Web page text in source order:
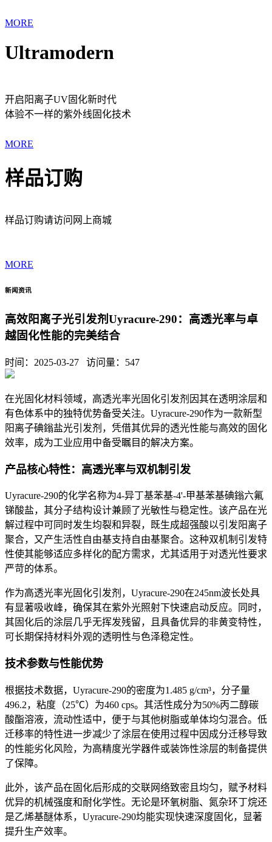
MORE
Ultramodern
开启阳离子UV固化新时代
体验不一样的紫外线固化技术
MORE
样品订购
样品订购请访问网上商城
MORE
新闻资讯
高效阳离子光引发剂Uyracure-290：高透光率与卓
越固化性能的完美结合
时间：2025-03-27 访问量： 547
在光固化材料领域，高透光率光固化引发剂因其在透明涂层和
有色体系中的独特优势备受关注。 Uyracure-290作为一款新型
阳离子碘鎓盐光引发剂，凭借其优异的透光性能与高效的固化
效率，成为工业应用中备受瞩目的解决方案。
产品核心特性：高透光率与双机制引发
Uyracure-290的化学名称为4-异丁基苯基-4'-甲基苯基碘鎓六氟
锑酸盐，其分子结构设计兼顾了光敏性与稳定性。该产品在光
解过程中可同时发生均裂和异裂，既生成超强酸以引发阳离子
聚合，又产生活性自由基支持自由基聚合。这种双机制引发特
性使其能够适应多样化的配方需求，尤其适用于对透光性要求
严苛的体系。
作为高透光率光固化引发剂， Uyracure-290在245nm波长处具
有显著吸收峰，确保其在紫外光照射下快速启动反应。同时，
其固化后的涂层几乎无挥发残留，且具备优异的非黄变特性，
可长期保持材料外观的透明性与色泽稳定性。
技术参数与性能优势
根据技术数据， Uyracure-290的密度为1.485 g/cm³，分子量
496.2，粘度（25℃）为460 cps。其活性成分为50%丙二醇碳
酸酯溶液，流动性适中，便于与其他树脂或单体均匀混合。低
迁移率的特性进一步减少了涂层在使用过程中因成分迁移导致
的性能劣化风险，为高精度光学器件或装饰性涂层的制备提供
了保障。
此外，该产品在固化后形成的交联网络致密且均匀，赋予材料
优异的机械强度和耐化学性。无论是环氧树脂、氮杂环丁烷还
是乙烯基醚体系， Uyracure-290均能实现快速深度固化，显著
提升生产效率。